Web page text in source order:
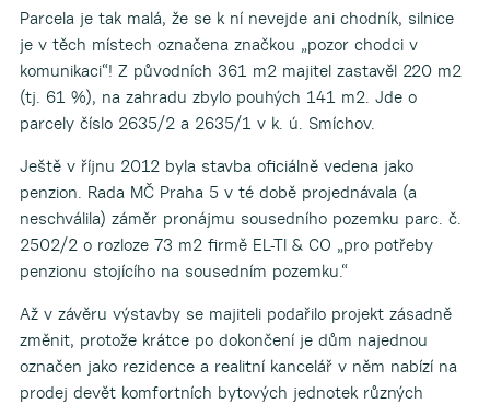
Parcela je tak malá, že se k ní nevejde ani chodník, silnice
je v těch místech označena značkou „pozor chodci v
komunikaci“! Z původních 361 m2 majitel zastavěl 220 m2
(tj. 61 %), na zahradu zbylo pouhých 141 m2. Jde o
parcely číslo 2635/2 a 2635/1 v k. ú. Smíchov.
Ještě v říjnu 2012 byla stavba oficiálně vedena jako
penzion. Rada MČ Praha 5 v té době projednávala (a
neschválila) záměr pronájmu sousedního pozemku parc. č.
2502/2 o rozloze 73 m2 firmě EL-TI & CO „pro potřeby
penzionu stojícího na sousedním pozemku.“
Až v závěru výstavby se majiteli podařilo projekt zásadně
změnit, protože krátce po dokončení je dům najednou
označen jako rezidence a realitní kancelář v něm nabízí na
prodej devět komfortních bytových jednotek různých